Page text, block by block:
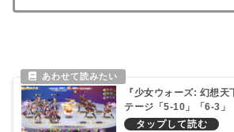
『少女ウォーズ: 幻想
テージ「5-10」「6-3
方法！